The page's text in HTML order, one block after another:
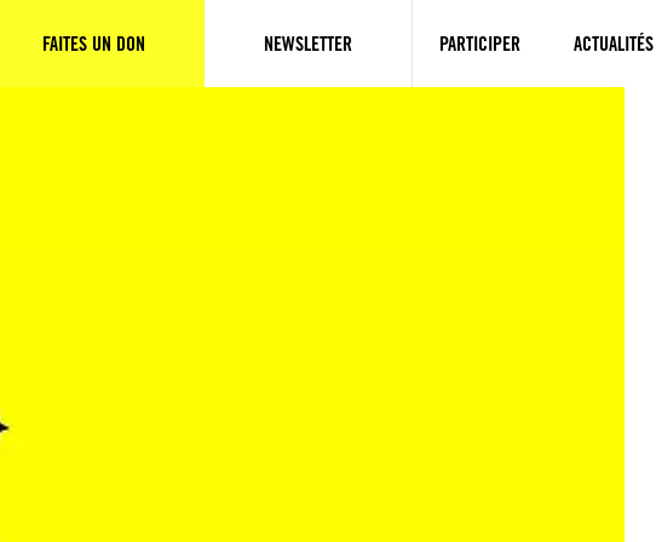
FAITES UN DON NEWSLETTER PARTICIPER ACTUALITÉS